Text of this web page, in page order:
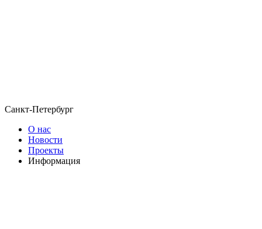
Санкт-Петербург
О нас
Новости
Проекты
Информация